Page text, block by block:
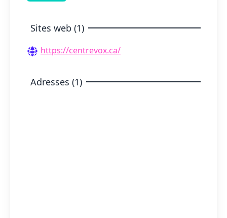
Sites web (1)
https://centrevox.ca/
Adresses (1)